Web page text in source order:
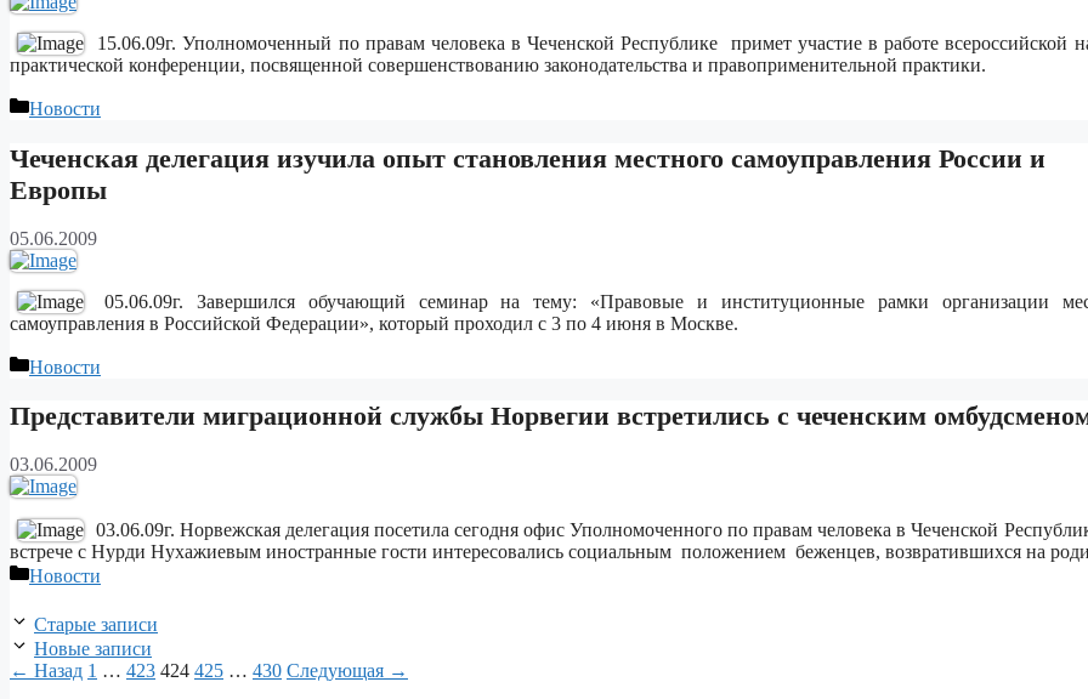
15.06.09г. Уполномоченный по правам человека в Чеченской Республике примет участие в работе всероссийской
практической конференции, посвященной совершенствованию законодательства и правоприменительной практики.
Рубрики
Новости
Чеченская делегация изучила опыт становления местного самоуправления России и
Европы
05.06.2009
05.06.09г. Завершился обучающий семинар на тему: «Правовые и институционные рамки организации
самоуправления в Российской Федерации», который проходил с 3 по 4 июня в Москве.
Рубрики
Новости
Представители миграционной службы Норвегии встретились с чеченским
03.06.2009
03.06.09г. Норвежская делегация посетила сегодня офис Уполномоченного по правам человека в Чеченской
встрече с Нурди Нухажиевым иностранные гости интересовались социальным положением беженцев, возвратившихся на
Рубрики
Новости
Старые записи
Новые записи
← Назад Страница
1 … Страница
423 Страница
424 Страница
425 … Страница
430 Следующая →